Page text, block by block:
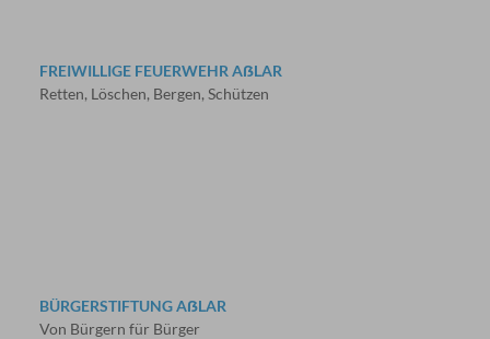
FREIWILLIGE FEUERWEHR AẞLAR
Retten, Löschen, Bergen, Schützen
BÜRGERSTIFTUNG AẞLAR
Von Bürgern für Bürger